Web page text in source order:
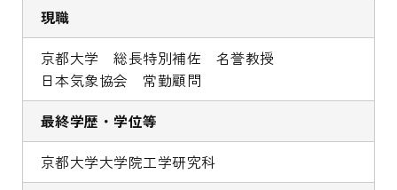
現職
京都大学 総長特別補佐 名誉教授
日本気象協会 常勤顧問
最終学歴・学位等
京都大学大学院工学研究科